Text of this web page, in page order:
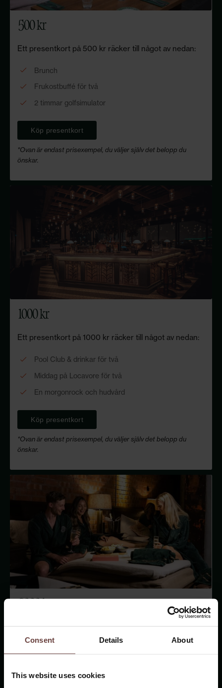
Consent Details About
This website uses cookies
500 kr
Ett presentkort på 500 kr räcker till något av nedan:
Brunch
Frukostbuffé för två
2 timmar golfsimulator
Köp presentkort
*Ovan är endast prisexempel, du väljer själv det belopp du
önskar.
1000 kr
Ett presentkort på 1000 kr räcker till något av nedan:
Pool Club & drinkar för två
Middag på Locavore för två
En morgonrock och hudvård
Köp presentkort
*Ovan är endast prisexempel, du väljer själv det belopp du
önskar.
2000 kr